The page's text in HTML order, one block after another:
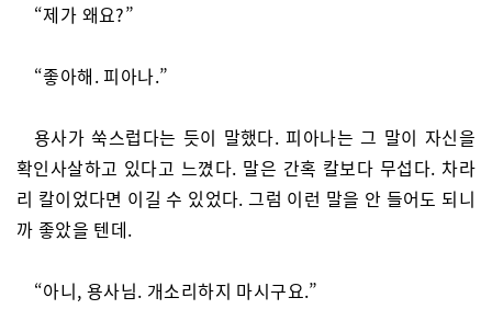
“제가 왜요?”
“좋아해. 피아나.”
용사가 쑥스럽다는 듯이 말했다. 피아나는 그 말이 자신을
확인사살하고 있다고 느꼈다. 말은 간혹 칼보다 무섭다. 차라
리 칼이었다면 이길 수 있었다. 그럼 이런 말을 안 들어도 되니
까 좋았을 텐데.
“아니, 용사님. 개소리하지 마시구요.”